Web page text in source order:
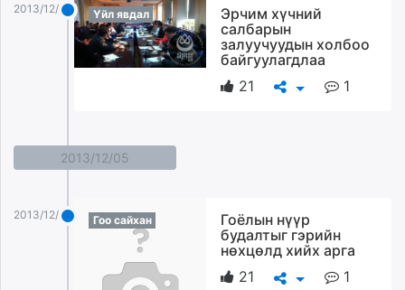
2013/12/08 Үйл явдал
Эрчим хүчний
салбарын
залуучуудын холбоо
байгуулагдлаа
21
1
2013/12/05
2013/12/05 Гоо сайхан
Гоёлын нүүр
будалтыг гэрийн
нөхцөлд хийх арга
21
1